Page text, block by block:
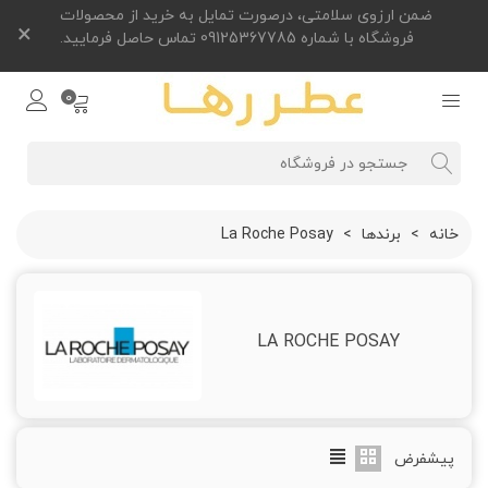
ضمن ارزوی سلامتی، درصورت تمایل به خرید از محصولات
فروشگاه با شماره 09125367785 تماس حاصل فرمایید.
×
0
خانه > برندها >
La Roche Posay
LA ROCHE POSAY
پیشفرض